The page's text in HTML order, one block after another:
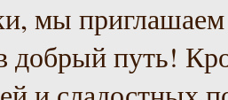
мы приглашаем
добрый путь!